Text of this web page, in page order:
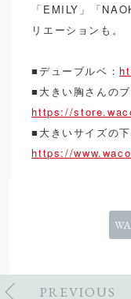
「EMILY」「
リエーションも。
■デューブルベ：
■大きい胸さんの
https://
■大きいサイズの
https://
PREVIOUS